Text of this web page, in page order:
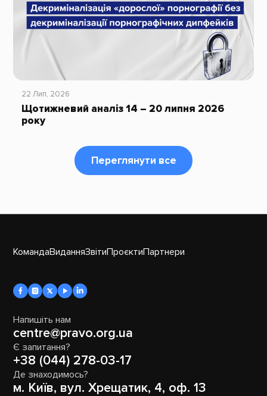
22 Лип, 2026
Щотижневий аналіз 14 – 20 липня 2026
року
Переглянути все
КомандаВиданняЗвітиПроєктиПартнери
Напишіть нам
centre@pravo.org.ua
Є запитання?
+38 (044) 278-03-17
Де знаходимось?
м. Київ, вул. Хрещатик, 4, оф. 13